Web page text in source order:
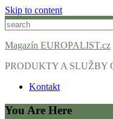
Skip to content
Magazín EUROPALIST.cz
PRODUKTY A SLUŽBY
Kontakt
You Are Here